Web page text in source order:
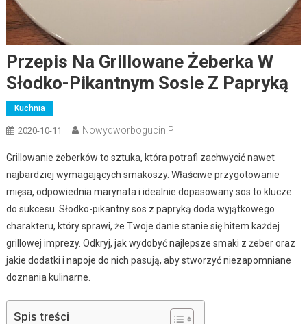
Przepis Na Grillowane Żeberka W
Słodko-Pikantnym Sosie Z Papryką
Kuchnia
2020-10-11 Nowydworbogucin.pl
Grillowanie żeberków to sztuka, która potrafi zachwycić nawet
najbardziej wymagających smakoszy. Właściwe przygotowanie
mięsa, odpowiednia marynata i idealnie dopasowany sos to klucze
do sukcesu. Słodko-pikantny sos z papryką doda wyjątkowego
charakteru, który sprawi, że Twoje danie stanie się hitem każdej
grillowej imprezy. Odkryj, jak wydobyć najlepsze smaki z żeber oraz
jakie dodatki i napoje do nich pasują, aby stworzyć niezapomniane
doznania kulinarne.
Spis treści